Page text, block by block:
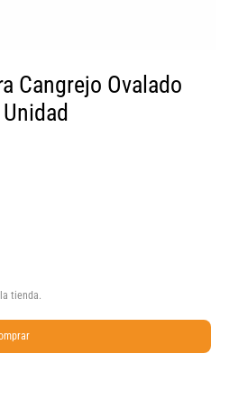
Cangrejo Ovalado
tienda.